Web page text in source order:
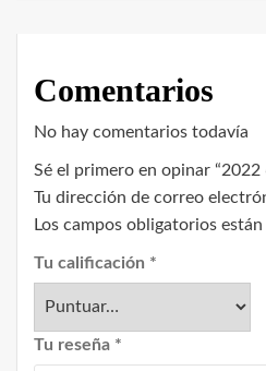
Comentarios
No hay comentarios todavía
Sé el primero en opinar “2022
Tu dirección de correo
Los campos obligatorios
Tu calificación *
Tu reseña *